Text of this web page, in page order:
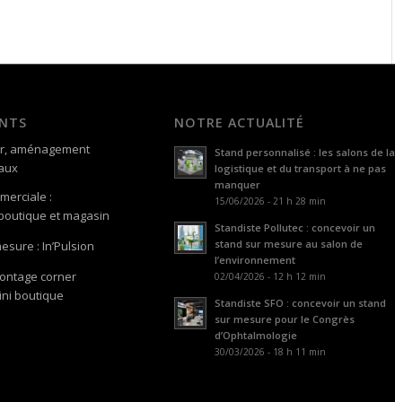
aménagement
:
et magasin
: In’Pulsion
corner
boutique
NOTRE ACTUALITÉ
Stand personnalisé : les salons de la
logistique et du transport à ne pas
manquer
15/06/2026 - 21 h 28 min
Standiste Pollutec : concevoir un
stand sur mesure au salon de
l’environnement
02/04/2026 - 12 h 12 min
Standiste SFO : concevoir un stand
sur mesure pour le Congrès
d’Ophtalmologie
30/03/2026 - 18 h 11 min